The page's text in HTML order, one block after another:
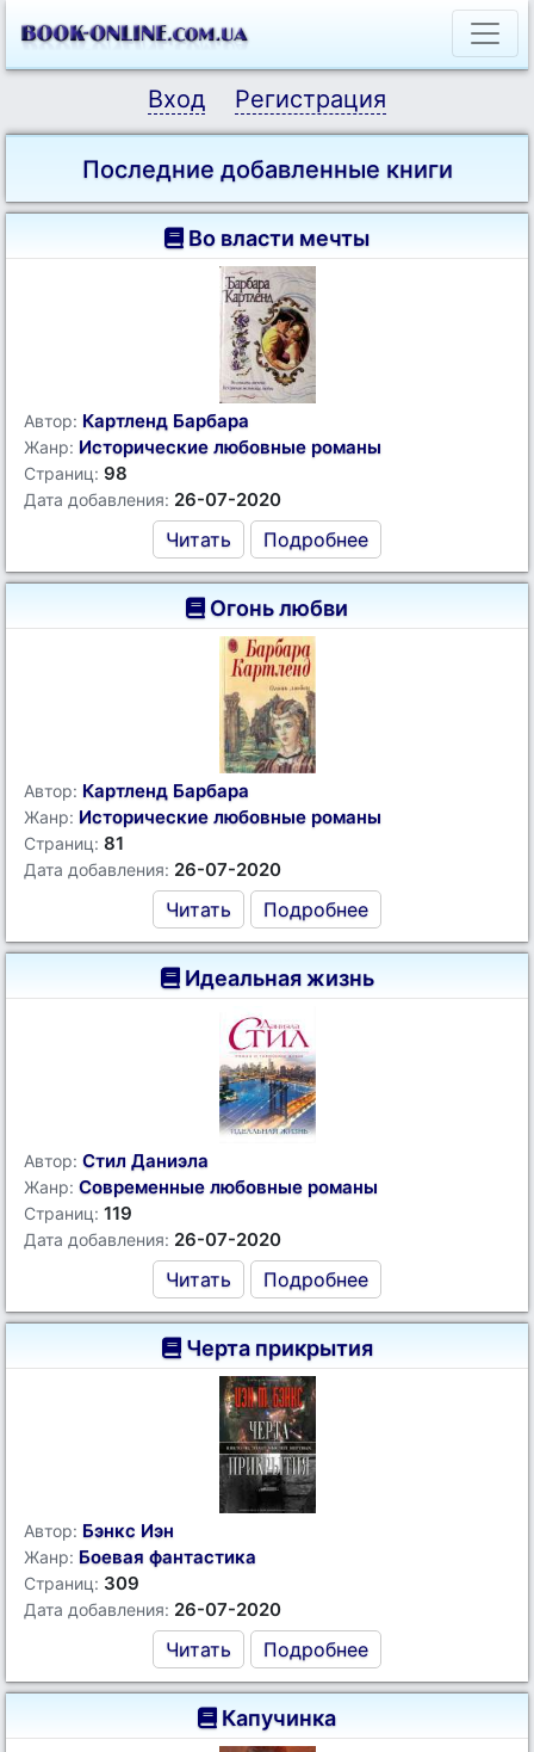
Вход Регистрация
Последние добавленные книги
Во власти мечты
Автор: Картленд Барбара
Жанр: Исторические любовные романы
Страниц: 98
Дата добавления: 26-07-2020
Читать Подробнее
Огонь любви
Автор: Картленд Барбара
Жанр: Исторические любовные романы
Страниц: 81
Дата добавления: 26-07-2020
Читать Подробнее
Идеальная жизнь
Автор: Стил Даниэла
Жанр: Современные любовные романы
Страниц: 119
Дата добавления: 26-07-2020
Читать Подробнее
Черта прикрытия
Автор: Бэнкс Иэн
Жанр: Боевая фантастика
Страниц: 309
Дата добавления: 26-07-2020
Читать Подробнее
Капучинка